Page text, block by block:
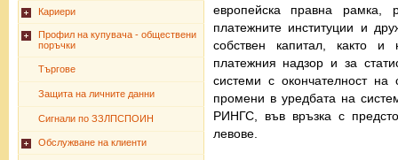
Кариери
Профил на купувача - обществени
поръчки
Търгове
Защита на личните данни
Сигнали по ЗЗЛПСПОИН
Обслужване на клиенти
европейска правна рамка,
платежните институции и
собствен капитал, както и
платежния надзор и за
системи с окончателност
промени в уредбата на
РИНГС, във връзка с
левове.